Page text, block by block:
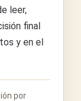
leer,
final
y en el
por